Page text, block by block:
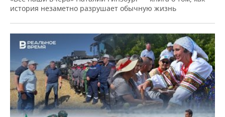
история незаметно разрушает обычную жизнь